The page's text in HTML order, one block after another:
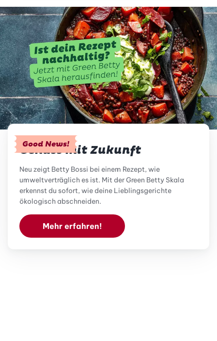
Good News!
Genuss mit Zukunft
Neu zeigt Betty Bossi bei einem Rezept, wie
umweltverträglich es ist. Mit der Green Betty Skala
erkennst du sofort, wie deine Lieblingsgerichte
ökologisch abschneiden.
Mehr erfahren!